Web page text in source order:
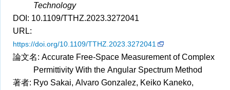
Technology
DOI: 10.1109/TTHZ.2023.3272041
URL:
https://doi.org/10.1109/TTHZ.2023.3272041
論文名: Accurate Free-Space Measurement of Complex
Permittivity With the Angular Spectrum Method
著者: Ryo Sakai, Alvaro Gonzalez, Keiko Kaneko,